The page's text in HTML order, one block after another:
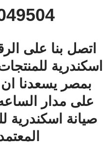
اتصل بنا على
اسكندرية
بمصر يسعدنا ان
على مدار
صيانة اسكندرية